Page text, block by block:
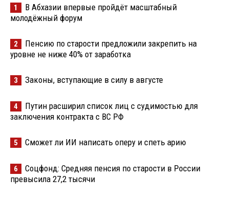
1
В Абхазии впервые пройдёт масштабный
молодёжный форум
2
Пенсию по старости предложили закрепить на
уровне не ниже 40% от заработка
3 Законы, вступающие в силу в августе
4
Путин расширил список лиц с судимостью для
заключения контракта с ВС РФ
5 Сможет ли ИИ написать оперу и спеть арию
6
Соцфонд: Средняя пенсия по старости в России
превысила 27,2 тысячи